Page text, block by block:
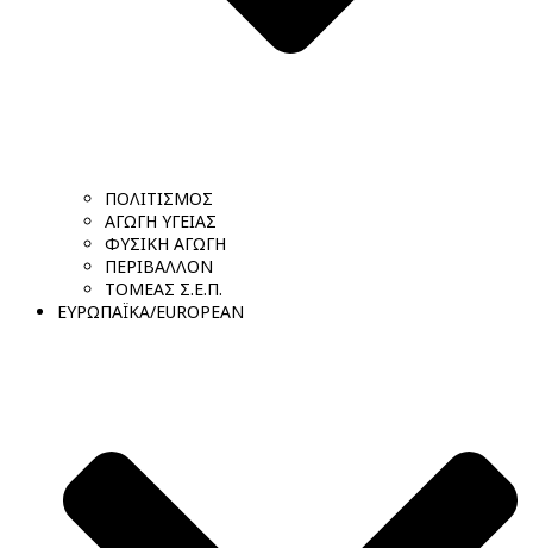
ΠΟΛΙΤΙΣΜΟΣ
ΑΓΩΓΗ ΥΓΕΙΑΣ
ΦΥΣΙΚΗ ΑΓΩΓΗ
ΠΕΡΙΒΑΛΛΟΝ
ΤΟΜΕΑΣ Σ.Ε.Π.
ΕΥΡΩΠΑΪΚΑ/EUROPEAN